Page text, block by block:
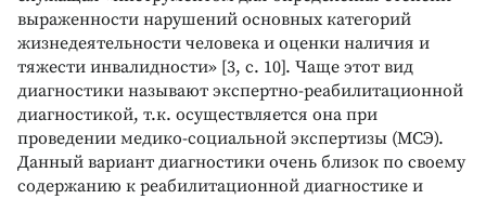
выраженности нарушений основных категорий
жизнедеятельности человека и оценки наличия и
тяжести инвалидности» [3, с. 10]. Чаще этот вид
диагностики называют экспертно-реабилитационной
диагностикой, т.к. осуществляется она при
проведении медико-социальной экспертизы (МСЭ).
Данный вариант диагностики очень близок по своему
содержанию к реабилитационной диагностике и